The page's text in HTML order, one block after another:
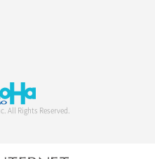
All Rights Reserved.